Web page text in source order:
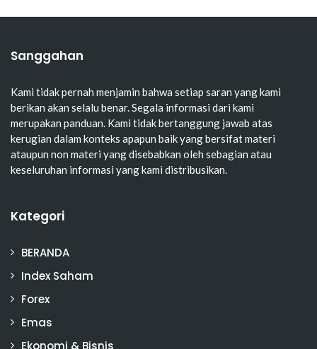
Sanggahan
Kami tidak pernah menjamin bahwa setiap saran yang kami
berikan akan selalu benar. Segala informasi dari kami
merupakan panduan. Kami tidak bertanggung jawab atas
kerugian dalam konteks apapun baik yang bersifat materi
ataupun non materi yang disebabkan oleh sebagian atau
keseluruhan informasi yang kami distribusikan.
Kategori
BERANDA
Index Saham
Forex
Emas
Ekonomi & Bisnis